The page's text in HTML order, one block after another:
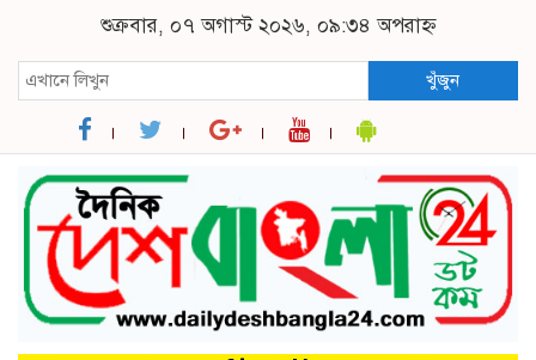
শুক্রবার, ০৭ অগাস্ট ২০২৬, ০৯:৩৪ অপরাহ্ন
খুঁজুন